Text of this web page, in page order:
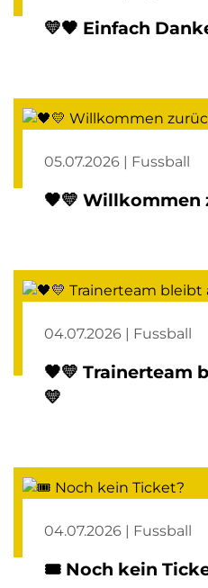
💛🖤 Einfach
05.07.2026 | Fussball
🖤💛 Willkommen
04.07.2026 | Fussball
🖤💛 Trainerteam
💛
04.07.2026 | Fussball
🎟️ Noch kein